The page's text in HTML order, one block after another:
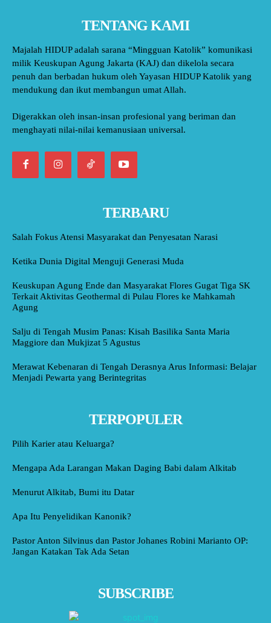
TENTANG KAMI
Majalah HIDUP adalah sarana “Mingguan Katolik” komunikasi
milik Keuskupan Agung Jakarta (KAJ) dan dikelola secara
penuh dan berbadan hukum oleh Yayasan HIDUP Katolik yang
mendukung dan ikut membangun umat Allah.
Digerakkan oleh insan-insan profesional yang beriman dan
menghayati nilai-nilai kemanusiaan universal.
TERBARU
Salah Fokus Atensi Masyarakat dan Penyesatan Narasi
Ketika Dunia Digital Menguji Generasi Muda
Keuskupan Agung Ende dan Masyarakat Flores Gugat Tiga SK
Terkait Aktivitas Geothermal di Pulau Flores ke Mahkamah
Agung
Salju di Tengah Musim Panas: Kisah Basilika Santa Maria
Maggiore dan Mukjizat 5 Agustus
Merawat Kebenaran di Tengah Derasnya Arus Informasi: Belajar
Menjadi Pewarta yang Berintegritas
TERPOPULER
Pilih Karier atau Keluarga?
Mengapa Ada Larangan Makan Daging Babi dalam Alkitab
Menurut Alkitab, Bumi itu Datar
Apa Itu Penyelidikan Kanonik?
Pastor Anton Silvinus dan Pastor Johanes Robini Marianto OP:
Jangan Katakan Tak Ada Setan
SUBSCRIBE